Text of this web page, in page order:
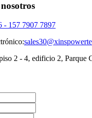
- 157 7907 7897
2 - 4, edificio 2, Parque